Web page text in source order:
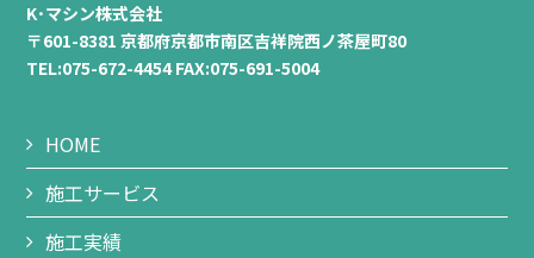
K･マシン株式会社
〒601-8381 京都府京都市南区吉祥院西ノ茶屋町80
TEL:075-672-4454 FAX:075-691-5004
HOME
施工サービス
施工実績